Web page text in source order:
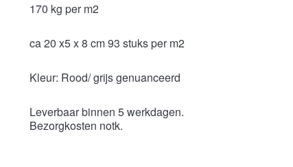
170 kg per m2
ca 20 x5 x 8 cm 93 stuks per m2
Kleur: Rood/ grijs genuanceerd
Leverbaar binnen 5 werkdagen.
Bezorgkosten notk.